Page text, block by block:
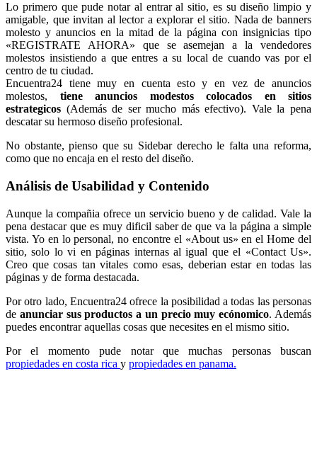
Lo primero que pude notar al entrar al sitio, es su diseño limpio y
amigable, que invitan al lector a explorar el sitio. Nada de banners
molesto y anuncios en la mitad de la página con insignicias tipo
«REGISTRATE AHORA» que se asemejan a la vendedores
molestos insistiendo a que entres a su local de cuando vas por el
centro de tu ciudad.
Encuentra24 tiene muy en cuenta esto y en vez de anuncios
molestos, tiene anuncios modestos colocados en sitios
estrategicos (Además de ser mucho más efectivo). Vale la pena
descatar su hermoso diseño profesional.
No obstante, pienso que su Sidebar derecho le falta una reforma,
como que no encaja en el resto del diseño.
Análisis de Usabilidad y Contenido
Aunque la compañia ofrece un servicio bueno y de calidad. Vale la
pena destacar que es muy dificil saber de que va la página a simple
vista. Yo en lo personal, no encontre el «About us» en el Home del
sitio, solo lo vi en páginas internas al igual que el «Contact Us».
Creo que cosas tan vitales como esas, deberian estar en todas las
páginas y de forma destacada.
Por otro lado, Encuentra24 ofrece la posibilidad a todas las personas
de anunciar sus productos a un precio muy ecónomico. Además
puedes encontrar aquellas cosas que necesites en el mismo sitio.
Por el momento pude notar que muchas personas buscan
propiedades en costa rica y propiedades en panama.